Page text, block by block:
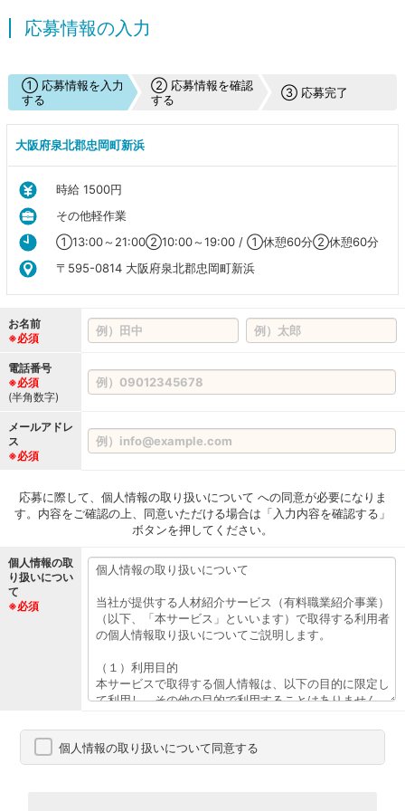
応募情報の入力
① 応募情報を入力
する
② 応募情報を確認
する
③ 応募完了
大阪府泉北郡忠岡町新浜
時給 1500円
その他軽作業
①13:00～21:00②10:00～19:00 / ①休憩60分②休憩60分
〒595-0814 大阪府泉北郡忠岡町新浜
お名前
※必須
電話番号
※必須
(半角数字)
メールアドレ
ス
※必須
応募に際して、個人情報の取り扱いについて への同意が必要になりま
す。内容をご確認の上、同意いただける場合は「入力内容を確認する」
ボタンを押してください。
個人情報の取
り扱いについ
て
※必須
個人情報の取り扱いについて同意する